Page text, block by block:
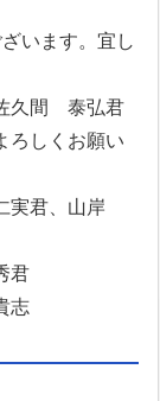
います。宜し
久間 泰弘君
ろしくお願い
実君、山岸
君
志